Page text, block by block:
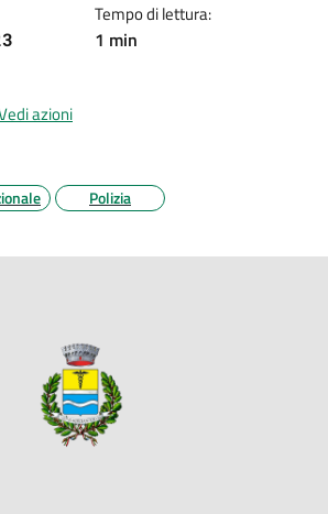
Tempo di lettura:
1 min
azioni
Polizia